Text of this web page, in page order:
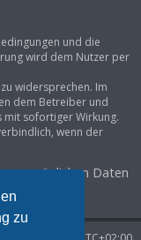
zu
und die
wird dem Nutzer per
widersprechen. Im
dem Betreiber und
mit sofortiger Wirkung.
wenn der
persönlichen Daten